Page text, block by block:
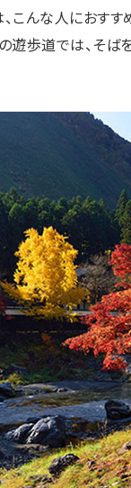
こんな人におすす
歩道では、そば